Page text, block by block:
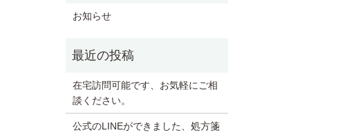
お知らせ
在宅訪問可能です、お気軽にご相
談ください。
公式のLINEができました、処方箋